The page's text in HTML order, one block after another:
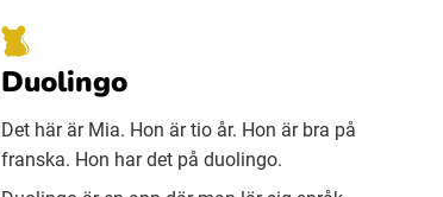
Duolingo
Det här är Mia. Hon är tio år. Hon är bra på
franska. Hon har det på duolingo.